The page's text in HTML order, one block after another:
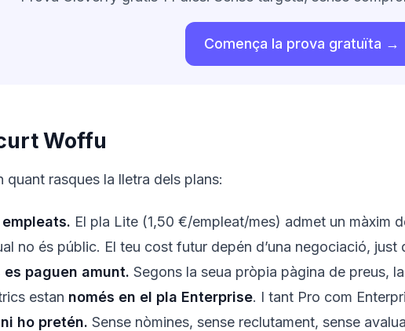
Comença la prova gratuïta →
Woffu
quant rasques la lletra dels plans:
El pla Lite (1,50 €/empleat/mes) admet un màxim
no és públic. El teu cost futur depén d’una negociació, just
paguen amunt. Segons la seua pròpia pàgina de preus,
estan només en el pla Enterprise. I tant Pro com
ho pretén. Sense nòmines, sense reclutament, sense